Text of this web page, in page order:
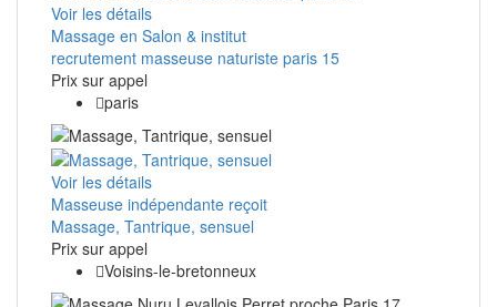
Voir les détails
Massage en Salon & institut
recrutement masseuse naturiste paris 15
Prix ​​sur appel
paris
Voir les détails
Masseuse indépendante reçoit
Massage, Tantrique, sensuel
Prix ​​sur appel
Voisins-le-bretonneux